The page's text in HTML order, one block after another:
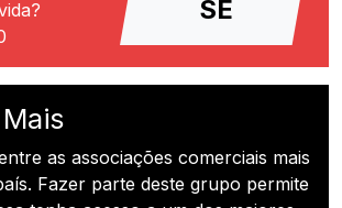
SE
as associações comerciais mais
Fazer parte deste grupo permite